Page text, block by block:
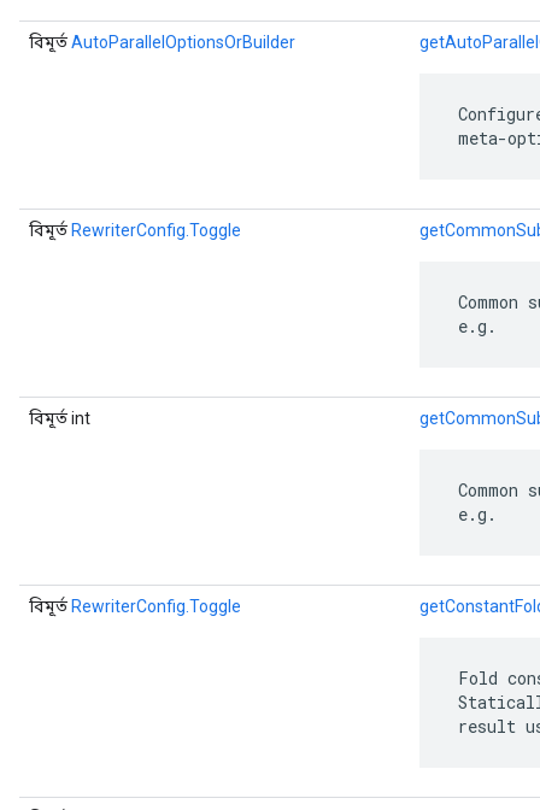
বিমূর্তAutoParallelOptionsOrBuilder
meta-
বিমূর্ত RewriterConfig.Toggle
e.g.
বিমূর্ত int
e.g.
বিমূর্ত RewriterConfig.Toggle
Fold
result